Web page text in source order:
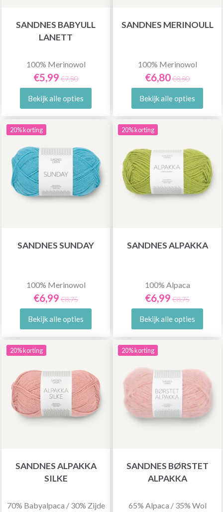
SANDNES BABYULL
LANETT
100% Merinowol
€5,99 €7,50
Bekijk alle opties
SANDNES MERINOULL
100% Merinowol
€6,80€8,50
Bekijk alle opties
20% korting
SANDNES SUNDAY
100% Merinowol
€6,99 €8,75
Bekijk alle opties
20% korting
SANDNES ALPAKKA
100% Alpaca
€6,99 €8,75
Bekijk alle opties
20% korting
SANDNES ALPAKKA
SILKE
70% Babyalpaca / 30% Zijde
20% korting
SANDNES BØRSTET
ALPAKKA
65% Alpaca / 35% Wol